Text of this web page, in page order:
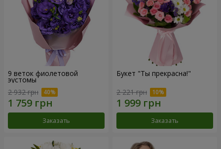
9 веток фиолетовой
эустомы
2 932 грн
Заказать
Букет "Ты прекрасна!"
2 221 грн
Заказать